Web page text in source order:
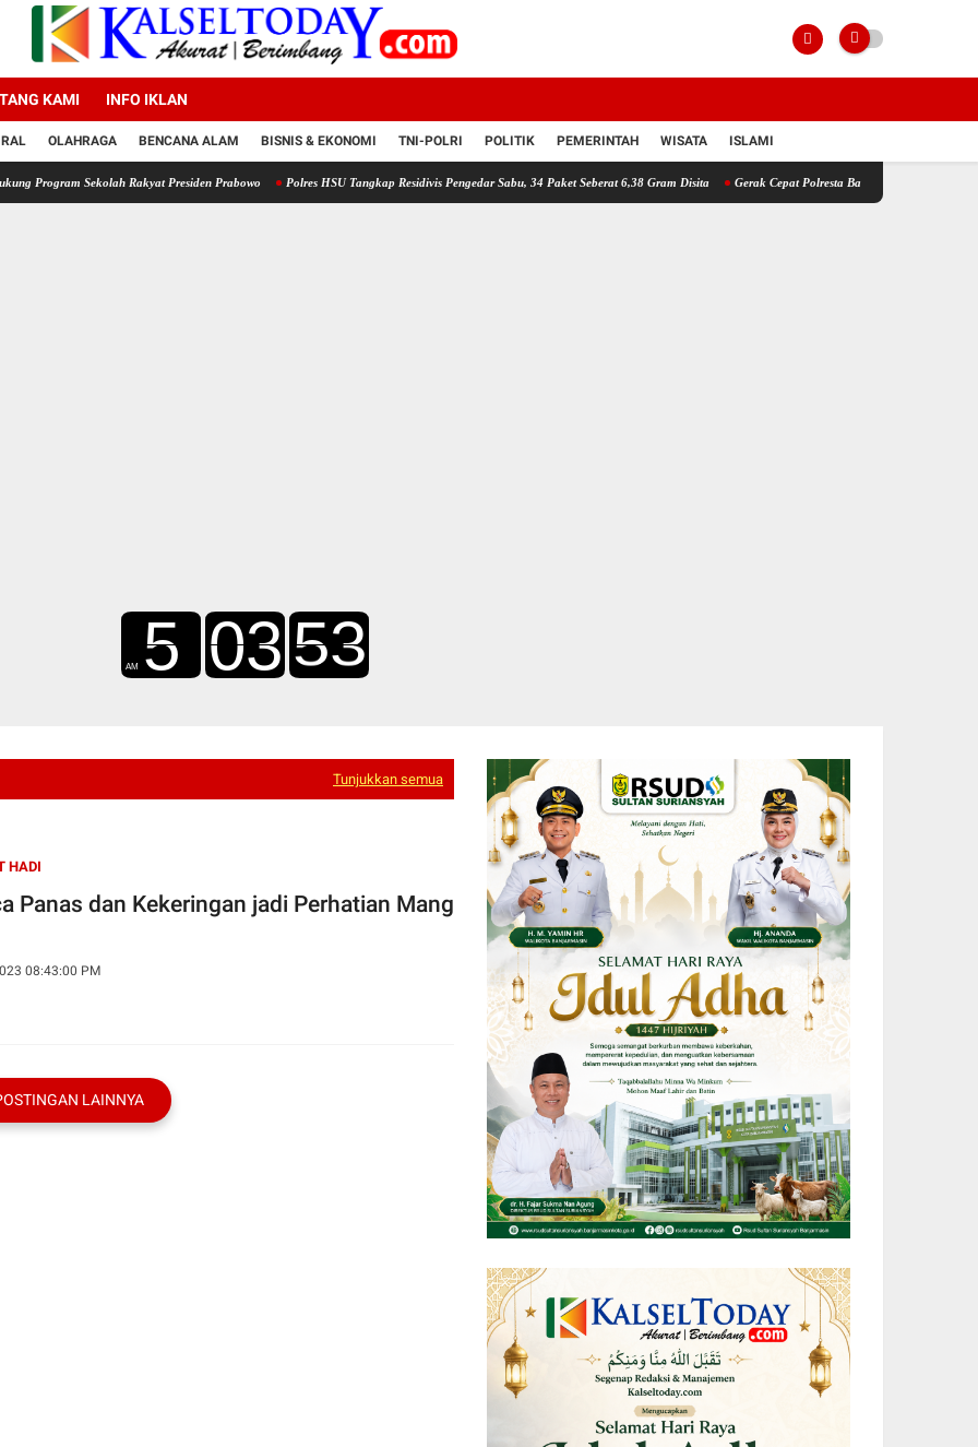
KAMI INFO IKLAN
OLAHRAGA BENCANA ALAM BISNIS & EKONOMI TNI-POLRI POLITIK PEMERINTAH WISATA ISLAMI
Sekolah Rakyat Presiden Prabowo Polres HSU Tangkap Residivis Pengedar Sabu, 34 Paket Seberat 6,38 Gram Disita Gerak Cepat Polresta Banjarmasin, Anak yang
Tunjukkan semua
HADI
Panas dan Kekeringan jadi Perhatian Mang
08:43:00 PM
LAINNYA